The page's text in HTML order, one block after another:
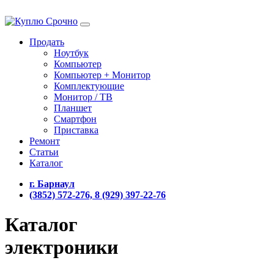
Продать
Ноутбук
Компьютер
Компьютер + Монитор
Комплектующие
Монитор / ТВ
Планшет
Смартфон
Приставка
Ремонт
Статьи
Каталог
г. Барнаул
(3852) 572-276, 8 (929) 397-22-76
Каталог
электроники